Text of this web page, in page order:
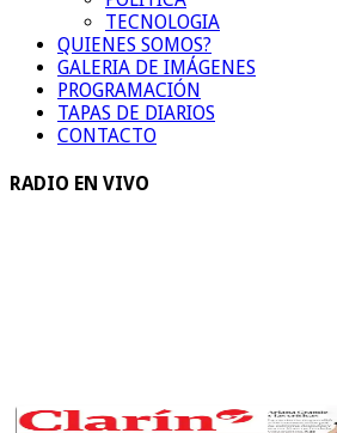
TECNOLOGIA
QUIENES SOMOS?
GALERIA DE IMÁGENES
PROGRAMACIÓN
TAPAS DE DIARIOS
CONTACTO
RADIO EN VIVO